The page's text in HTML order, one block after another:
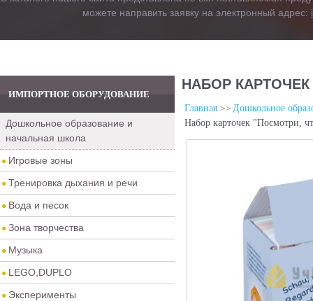
можете направить заявку на электронный адрес:
ИМПОРТНОЕ ОБОРУДОВАНИЕ
Дошкольное образование и
начальная школа
Игровые зоны
Тренировка дыхания и речи
Вода и песок
Зона творчества
Музыка
LEGO,DUPLO
Эксперименты
НАБОР
Главная
Дошкольное
Набор карточек "Посмотри,